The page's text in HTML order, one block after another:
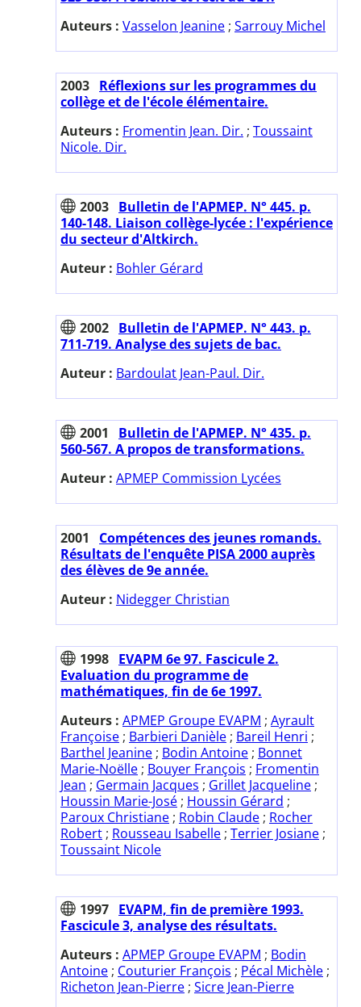
Auteurs : Vasselon Jeanine ; Sarrouy Michel
2003 Réflexions sur les programmes du
collège et de l'école élémentaire.
Auteurs : Fromentin Jean. Dir. ; Toussaint
Nicole. Dir.
2003 Bulletin de l'APMEP. N° 445. p.
140-148. Liaison collège-lycée : l'expérience
du secteur d'Altkirch.
Auteur : Bohler Gérard
2002 Bulletin de l'APMEP. N° 443. p.
711-719. Analyse des sujets de bac.
Auteur : Bardoulat Jean-Paul. Dir.
2001
Bulletin de l'APMEP. N° 435. p.
560-567. A propos de transformations.
Auteur : APMEP Commission Lycées
2001
Compétences des jeunes romands.
Résultats de l'enquête PISA 2000 auprès
des élèves de 9e année.
Auteur : Nidegger Christian
1998 EVAPM 6e 97. Fascicule 2.
Evaluation du programme de
mathématiques, fin de 6e 1997.
Auteurs : APMEP Groupe EVAPM ; Ayrault
Françoise ; Barbieri Danièle ; Bareil Henri ;
Barthel Jeanine ; Bodin Antoine ; Bonnet
Marie-Noëlle ; Bouyer François ; Fromentin
Jean ; Germain Jacques ; Grillet Jacqueline ;
Houssin Marie-José ; Houssin Gérard ;
Paroux Christiane ; Robin Claude ; Rocher
Robert ; Rousseau Isabelle ; Terrier Josiane ;
Toussaint Nicole
1997 EVAPM, fin de première 1993.
Fascicule 3, analyse des résultats.
Auteurs : APMEP Groupe EVAPM ; Bodin
Antoine ; Couturier François ; Pécal Michèle ;
Richeton Jean-Pierre ; Sicre Jean-Pierre